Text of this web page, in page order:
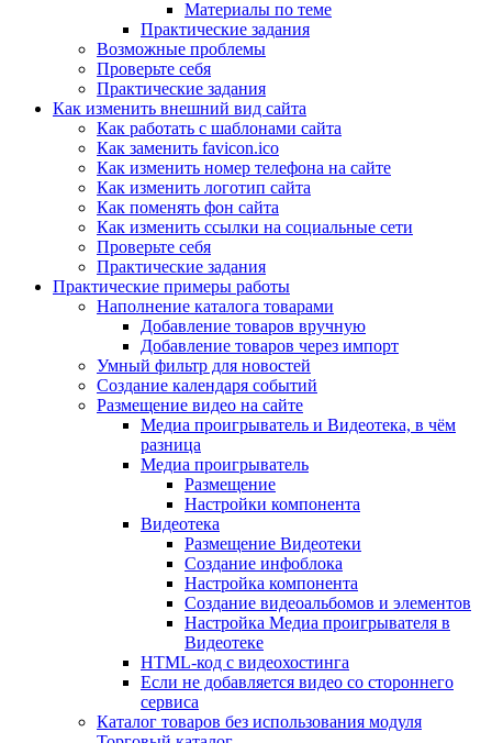
Материалы по теме
Практические задания
Возможные проблемы
Проверьте себя
Практические задания
Как изменить внешний вид сайта
Как работать с шаблонами сайта
Как заменить favicon.ico
Как изменить номер телефона на сайте
Как изменить логотип сайта
Как поменять фон сайта
Как изменить ссылки на социальные сети
Проверьте себя
Практические задания
Практические примеры работы
Наполнение каталога товарами
Добавление товаров вручную
Добавление товаров через импорт
Умный фильтр для новостей
Создание календаря событий
Размещение видео на сайте
Медиа проигрыватель и Видеотека, в чём
разница
Медиа проигрыватель
Размещение
Настройки компонента
Видеотека
Размещение Видеотеки
Создание инфоблока
Настройка компонента
Создание видеоальбомов и элементов
Настройка Медиа проигрывателя в
Видеотеке
HTML-код с видеохостинга
Если не добавляется видео со стороннего
сервиса
Каталог товаров без использования модуля